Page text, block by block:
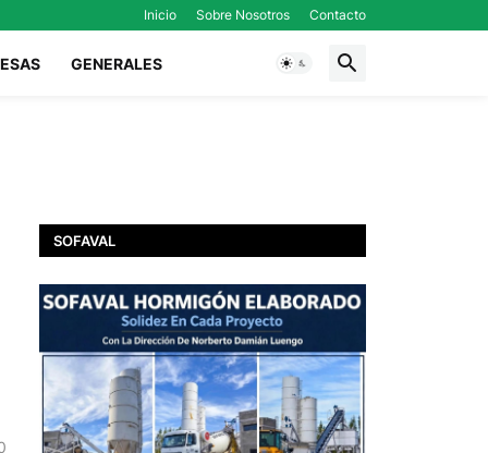
Inicio Sobre Nosotros Contacto
GENERALES
SOFAVAL